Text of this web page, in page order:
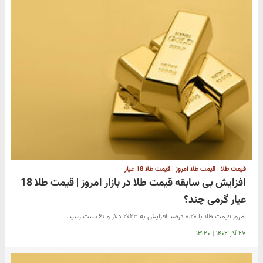
قیمت طلا | قیمت طلا امروز | قیمت طلا 18 عیار
افزایش بی سابقه قیمت طلا در بازار امروز | قیمت طلا 18
عیار گرمی چند؟
امروز قیمت طلا با ۰.۲۰ درصد افزایش به ۲۰۲۳ دلار و ۶۰ سنت رسید.
۲۷ آذر ۱۴۰۲ | ۱۳:۲۰